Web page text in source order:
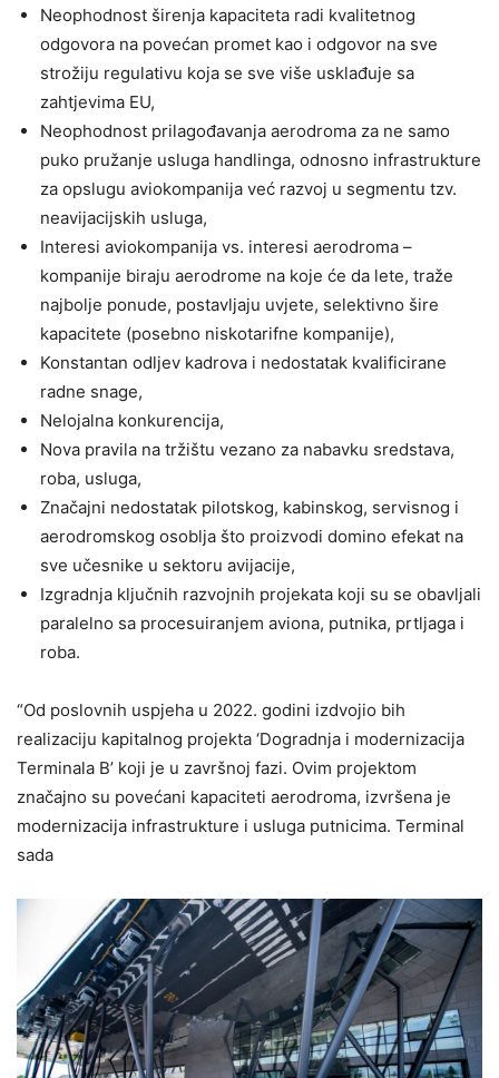
Neophodnost širenja kapaciteta radi kvalitetnog
odgovora na povećan promet kao i odgovor na sve
strožiju regulativu koja se sve više usklađuje sa
zahtjevima EU,
Neophodnost prilagođavanja aerodroma za ne samo
puko pružanje usluga handlinga, odnosno infrastrukture
za opslugu aviokompanija već razvoj u segmentu tzv.
neavijacijskih usluga,
Interesi aviokompanija vs. interesi aerodroma –
kompanije biraju aerodrome na koje će da lete, traže
najbolje ponude, postavljaju uvjete, selektivno šire
kapacitete (posebno niskotarifne kompanije),
Konstantan odljev kadrova i nedostatak kvalificirane
radne snage,
Nelojalna konkurencija,
Nova pravila na tržištu vezano za nabavku sredstava,
roba, usluga,
Značajni nedostatak pilotskog, kabinskog, servisnog i
aerodromskog osoblja što proizvodi domino efekat na
sve učesnike u sektoru avijacije,
Izgradnja ključnih razvojnih projekata koji su se obavljali
paralelno sa procesuiranjem aviona, putnika, prtljaga i
roba.
“Od poslovnih uspjeha u 2022. godini izdvojio bih
realizaciju kapitalnog projekta ‘Dogradnja i modernizacija
Terminala B’ koji je u završnoj fazi. Ovim projektom
značajno su povećani kapaciteti aerodroma, izvršena je
modernizacija infrastrukture i usluga putnicima. Terminal
sada